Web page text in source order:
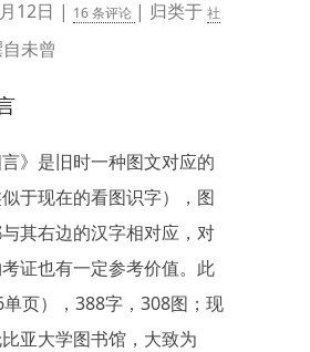
12日 | 16 条评论 | 归类于 社
未曾
言》是旧时一种图文对应的
于现在的看图识字），图
其右边的汉字相对应，对
证也有一定参考价值。此
页），388字，308图；现
亚大学图书馆，大致为